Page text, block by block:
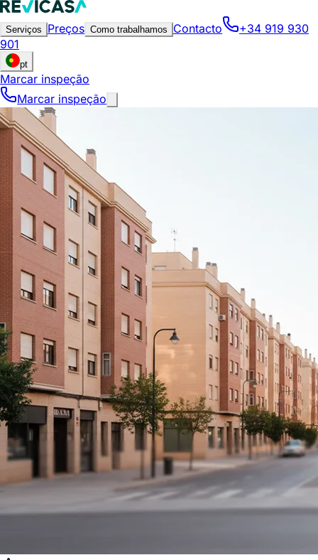
Serviços Preços Como trabalhamos Contacto
+34 919 930
901
pt
Marcar inspeção
Marcar inspeção